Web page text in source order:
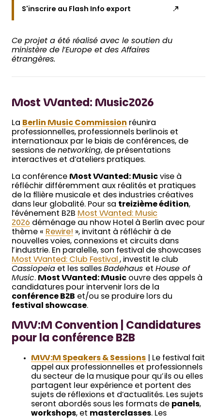
S'inscrire au Flash Info export
Ce projet a été réalisé avec le soutien du
ministère de l’Europe et des Affaires
étrangères.
Most Wanted: Music2026
La Berlin Music Commission réunira
professionnelles, professionnels berlinois et
internationaux par le biais de conférences, de
sessions de networking, de présentations
interactives et d’ateliers pratiques.
La conférence Most Wanted: Music vise à
réfléchir différemment aux réalités et pratiques
de la filière musicale et des industries créatives
dans leur globalité. Pour sa treizième édition,
l’événement B2B Most Wanted: Music
2026 déménage au nhow Hotel à Berlin avec pour
thème « Rewire! », invitant à réfléchir à de
nouvelles voies, connexions et circuits dans
l’industrie. En paralelle, son festival de showcases
Most Wanted: Club Festival , investit le club
Cassiopeia et les salles Badehaus et House of
Music. Most Wanted: Music ouvre des appels à
candidatures pour intervenir lors de la
conférence B2B et/ou se produire lors du
festival showcase.
MW:M Convention | Candidatures
pour la conférence B2B
MW:M Speakers & Sessions | Le festival fait
appel aux professionnelles et professionnels
du secteur de la musique pour qu’ils ou elles
partagent leur expérience et portent des
sujets de réflexions et d’actualités. Les sujets
seront abordés sous les formats de panels,
workshops, et masterclasses. Les